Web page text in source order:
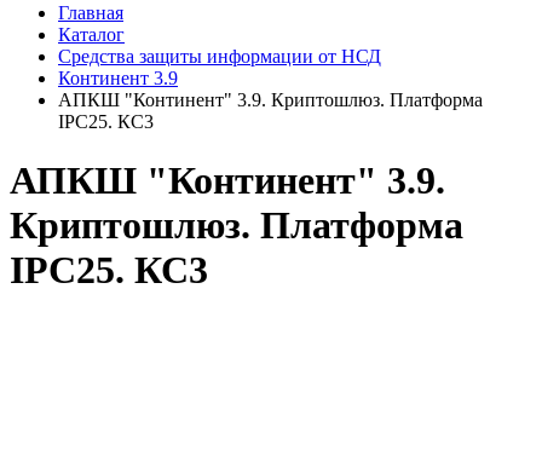
Главная
Каталог
Средства защиты информации от НСД
Континент 3.9
АПКШ "Континент" 3.9. Криптошлюз. Платформа
IPC25. КС3
АПКШ "Континент" 3.9.
Криптошлюз. Платформа
IPC25. КС3